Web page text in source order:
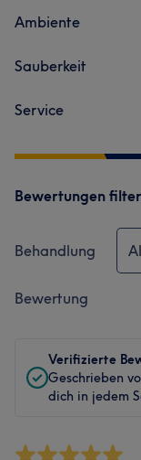
Ambiente
Sauberkeit
Service
Bewertungen
Behandlung
Bewertung
Verifizierte
Geschrieben
dich in jedem